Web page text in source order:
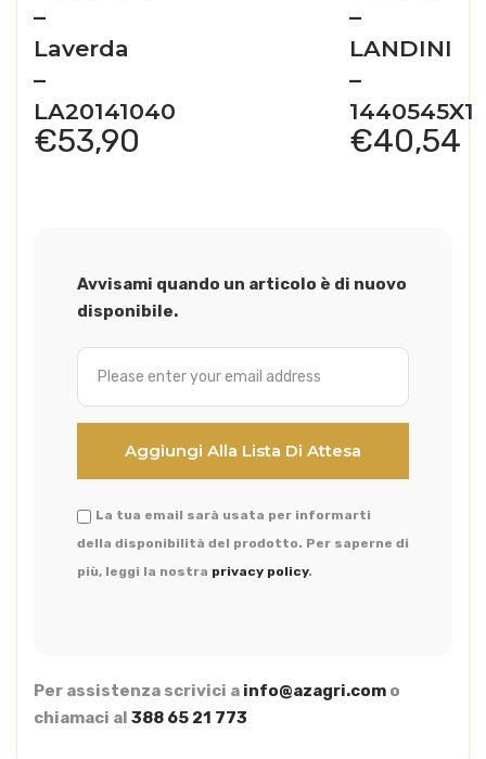
–
Laverda
–
LA20141040
€53,90
–
LANDINI
–
1440545X1
€40,54
Avvisami quando un articolo è di nuovo
disponibile.
La tua email sarà usata per informarti
della disponibilità del prodotto. Per saperne di
più, leggi la nostra privacy policy.
Per assistenza scrivici a info@azagri.com o
chiamaci al 388 65 21 773